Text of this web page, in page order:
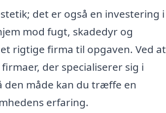
det er også en investering i
mod fugt, skadedyr og
rigtige firma til opgaven. Ved at
der specialiserer sig i
den måde kan du træffe en
erfaring.